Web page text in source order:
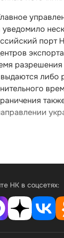
порт
разрешения
либо
НК в соцсетях: